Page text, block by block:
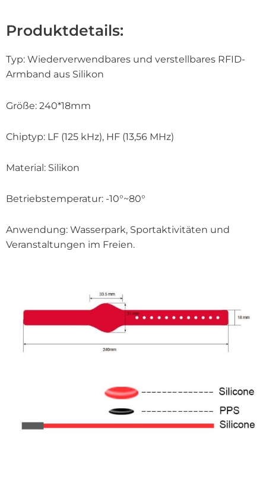
Produktdetails:
Typ: Wiederverwendbares und verstellbares RFID-
Armband aus Silikon
Größe: 240*18mm
Chiptyp: LF (125 kHz), HF (13,56 MHz)
Material: Silikon
Betriebstemperatur: -10°~80°
Anwendung: Wasserpark, Sportaktivitäten und
Veranstaltungen im Freien.